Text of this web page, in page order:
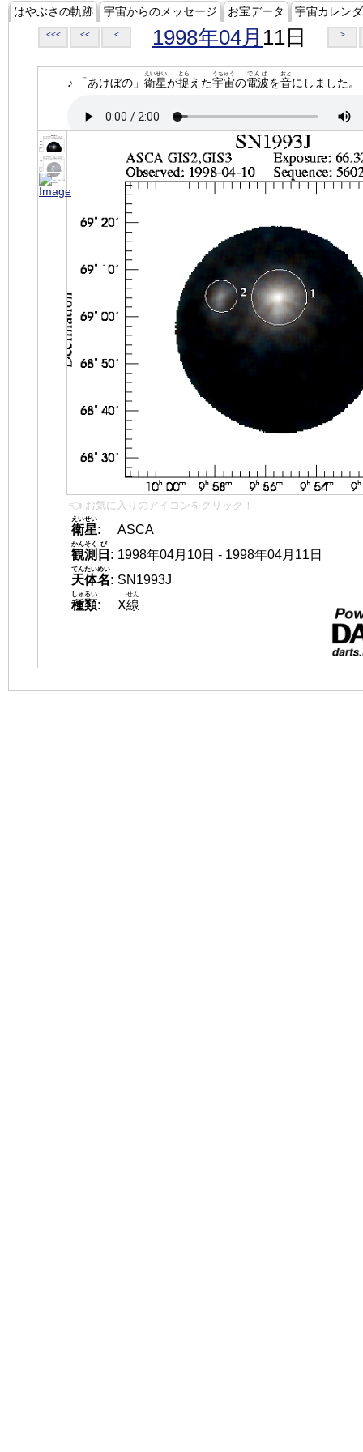
はやぶさの軌跡 宇宙からのメッセージ お宝データ 宇宙カレン
<<< << < 1998年04月 11日 >
♪ 「あけぼの」 衛星
えいせい
が捉
とら
えた宇宙
うちゅう
の電波
でんぱ
を音
おと
にしました。
👈 お気に入りのアイコンをクリック！
衛星
えいせい
:
ASCA
観測
かんそく
日
び
: 1998年04月10日 - 1998年04月11日
天体名
てんたいめい
: SN1993J
種類
しゅるい
: X線
せん